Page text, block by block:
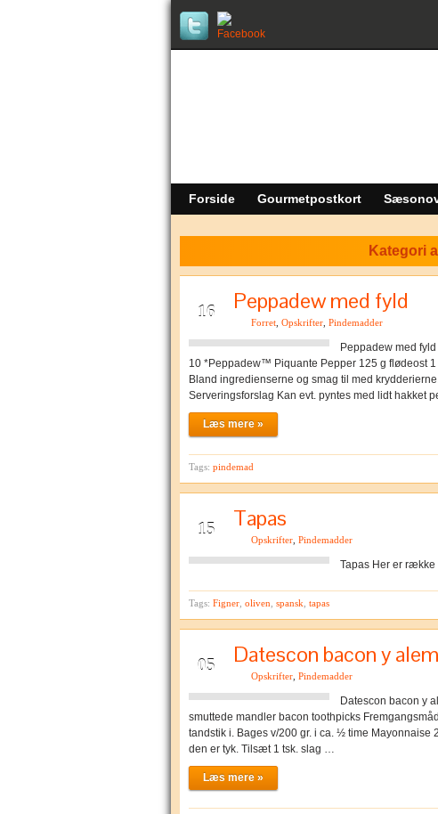
Forside Gourmetpostkort
Kategori
16 Peppadew med fyld
Forret Opskrifter Pindemadder
Peppadew med
10 *Peppadew™ Piquante Pepper 125 g flødeost
Bland ingredienserne og smag til med
Serveringsforslag Kan evt. pyntes med lidt hakket
Læs mere »
Tags: pindemad
15 Tapas
Opskrifter Pindemadder
Tapas Her er række
Tags: Figner oliven spansk tapas
05 Datescon bacon y
Opskrifter Pindemadder
Datescon bacon y
smuttede mandler bacon toothpicks
tandstik i. Bages v/200 gr. i ca. ½ time
den er tyk. Tilsæt 1 tsk. slag …
Læs mere »